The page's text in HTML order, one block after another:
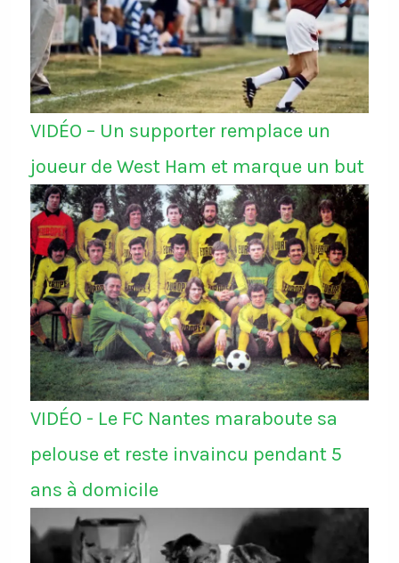
VIDÉO – Un supporter remplace un
joueur de West Ham et marque un but
VIDÉO - Le FC Nantes maraboute sa
pelouse et reste invaincu pendant 5
ans à domicile